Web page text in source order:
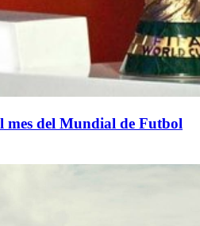
del Mundial de Futbol